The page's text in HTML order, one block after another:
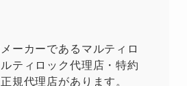
ーカーであるマルティロ
ティロック代理店・特約
規代理店があります。